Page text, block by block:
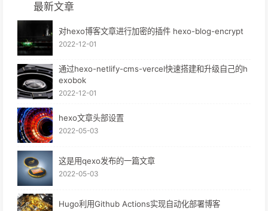
最新文章
对hexo博客文章进行加密的插件 hexo-blog-encrypt
2022-12-01
通过hexo-netlify-cms-vercel快速搭建和升级自己的h
exobok
2022-12-01
hexo文章头部设置
2022-05-03
这是用qexo发布的一篇文章
2022-05-03
Hugo利用Github Actions实现自动化部署博客